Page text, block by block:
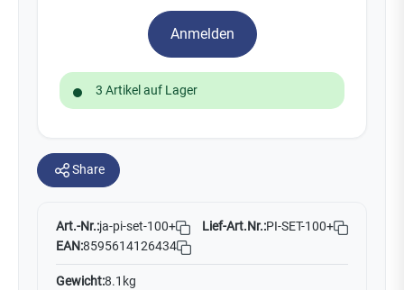
Anmelden
3 Artikel auf Lager
Share
Art.-Nr.:ja-pi-set-100+ Lief-Art.Nr.:PI-SET-100+
EAN:8595614126434
Gewicht:8.1kg